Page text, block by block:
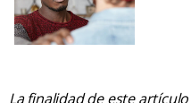
La finalidad de este